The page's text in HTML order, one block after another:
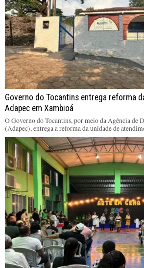
Governo do Tocantins entrega reforma
Adapec em Xambioá
O Governo do Tocantins, por meio da Agência de
(Adapec), entrega a reforma da unidade de